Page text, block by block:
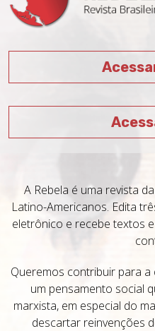
A Rebela é uma revista
Latino-Americanos. Edita
eletrônico e recebe textos
Queremos contribuir para
um pensamento social
marxista, em especial do
descartar reinvenções